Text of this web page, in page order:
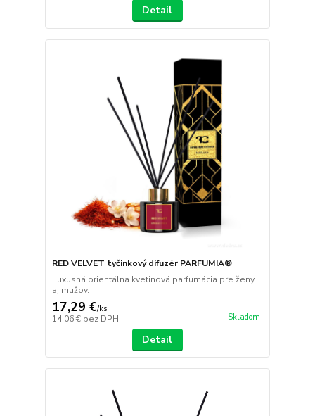
Detail
RED VELVET tyčinkový difuzér PARFUMIA®
Luxusná orientálna kvetinová parfumácia pre ženy
aj mužov.
17,29 €/ks
14,06 € bez DPH Skladom
Detail